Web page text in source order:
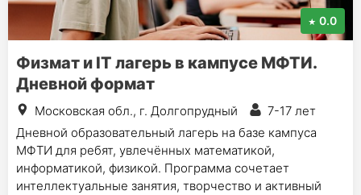
0.0
Физмат и IT лагерь в кампусе МФТИ.
Дневной формат
Московская обл., г. Долгопрудный
7-17 лет
Дневной образовательный лагерь на базе кампуса
МФТИ для ребят, увлечённых математикой,
информатикой, физикой. Программа сочетает
интеллектуальные занятия, творчество и активный